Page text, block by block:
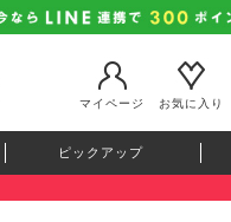
マイページ
お気に入り
ピックアップ